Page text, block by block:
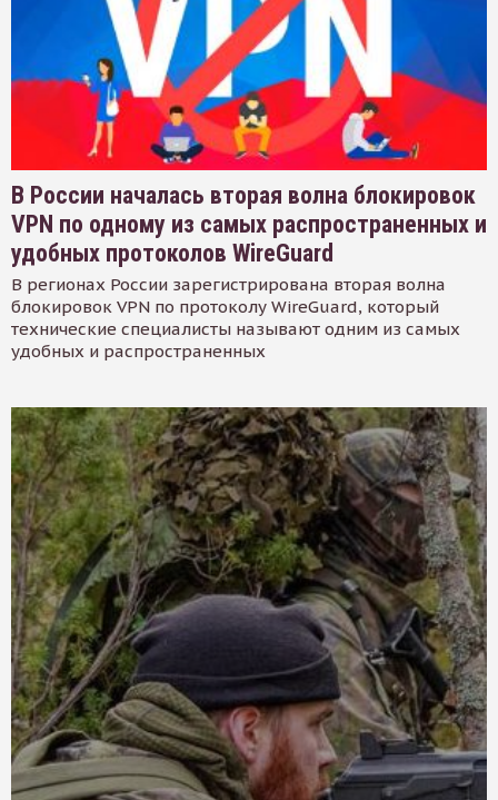
В России началась вторая волна блокировок
VPN по одному из самых распространенных и
удобных протоколов WireGuard
В регионах России зарегистрирована вторая волна
блокировок VPN по протоколу WireGuard, который
технические специалисты называют одним из самых
удобных и распространенных